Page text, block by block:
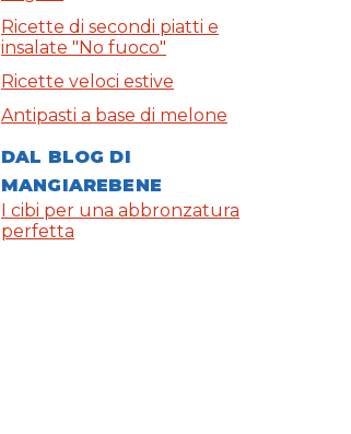
Ricette di secondi piatti e
insalate "No fuoco"
Ricette veloci estive
Antipasti a base di melone
DAL BLOG DI
MANGIAREBENE
I cibi per una abbronzatura
perfetta